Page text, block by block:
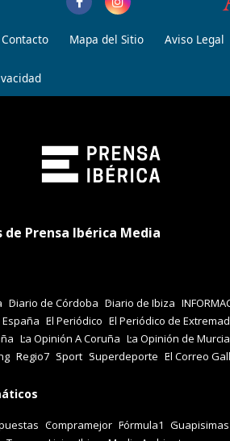
Contacto Mapa del Sitio Aviso Legal
de Prensa Ibérica Media
Diario de Córdoba Diario de Ibiza
El Periódico El Periódico de
La Opinión A Coruña La Opinión de Murcia
Regio7 Sport Superdeporte El Correo
Compramejor Fórmula1 Guapisimas